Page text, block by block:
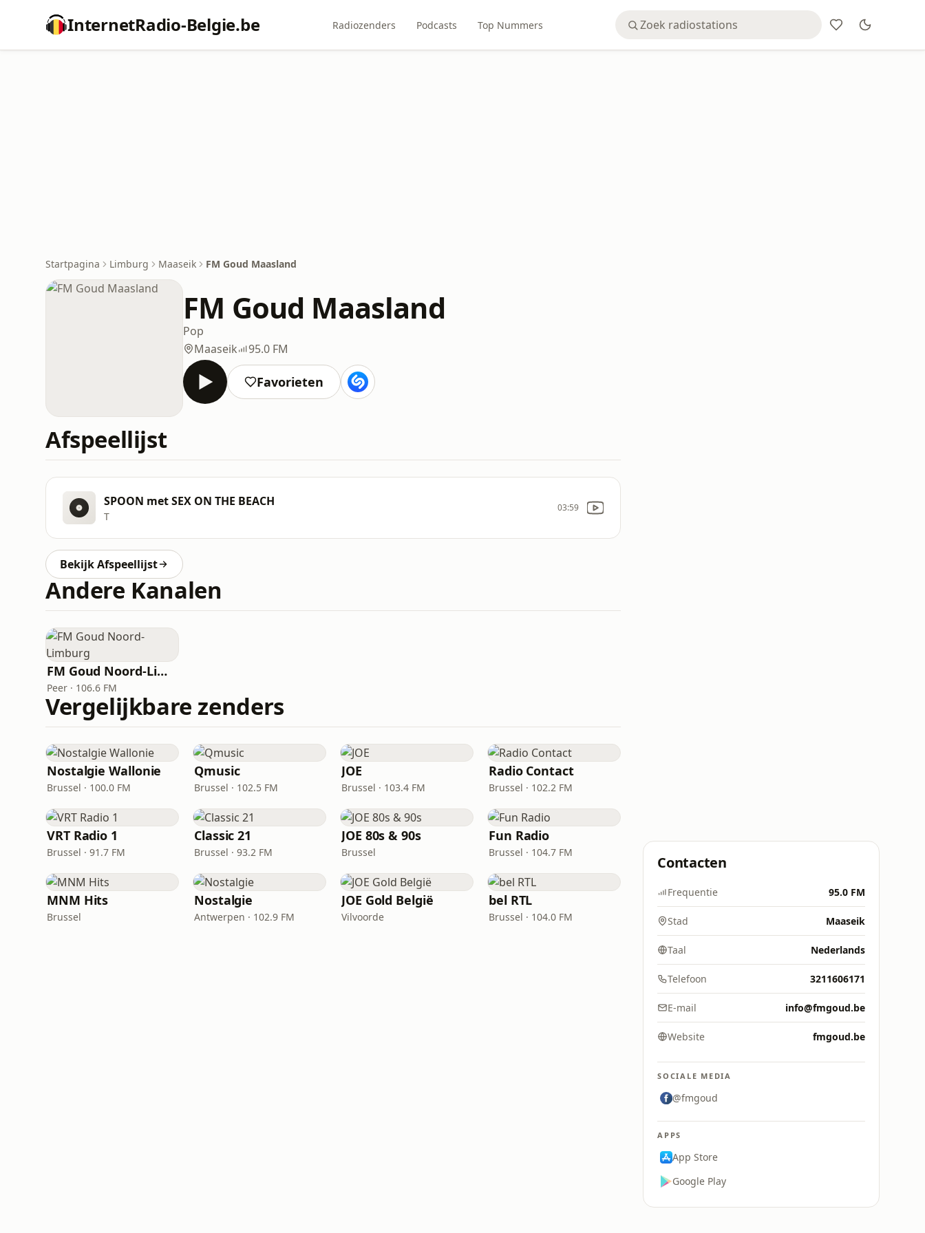
InternetRadio-Belgie.be Radiozenders Podcasts Top Nummers
Startpagina Limburg Maaseik FM Goud Maasland
FM Goud Maasland
Pop
Maaseik
95.0 FM
Favorieten
Afspeellijst
SPOON met SEX ON THE BEACH
T
03:59
Bekijk Afspeellijst
Andere Kanalen
FM Goud Noord-Limburg
Peer · 106.6 FM
Vergelijkbare zenders
Nostalgie Wallonie
Brussel · 100.0 FM
Qmusic
Brussel · 102.5 FM
JOE
Brussel · 103.4 FM
Radio Contact
Brussel · 102.2 FM
VRT Radio 1
Brussel · 91.7 FM
Classic 21
Brussel · 93.2 FM
JOE 80s & 90s
Brussel
Fun Radio
Brussel · 104.7 FM
MNM Hits
Brussel
Nostalgie
Antwerpen · 102.9 FM
JOE Gold België
Vilvoorde
bel RTL
Brussel · 104.0 FM
Contacten
Frequentie 95.0 FM
Stad Maaseik
Taal Nederlands
Telefoon 3211606171
E-mail info@fmgoud.be
Website fmgoud.be
SOCIALE MEDIA
@fmgoud
APPS
App Store
Google Play